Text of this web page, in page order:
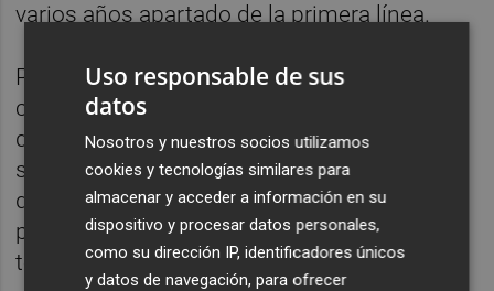
varios años apartado de la primera línea.
Parodi ha anunciado a los accionistas que el
club ha logrado al menos un 75 por ciento
de adhesiones por parte de los acreedores a
su propuesta del reconvenio, por lo que solo
queda que el juzgado se pronuncie a favor
para que sea aprobado. El nuevo convenio
tendrá tres años de carencia en Segunda B.
Uso responsable de sus
datos
Nosotros y nuestros socios utilizamos
cookies y tecnologías similares para
almacenar y acceder a información en su
dispositivo y procesar datos personales,
como su dirección IP, identificadores únicos
y datos de navegación, para ofrecer